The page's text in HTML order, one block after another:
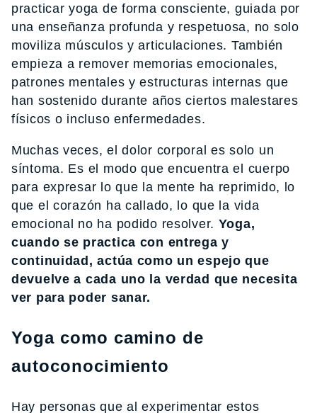
practicar yoga de forma consciente, guiada por
una enseñanza profunda y respetuosa, no solo
moviliza músculos y articulaciones. También
empieza a remover memorias emocionales,
patrones mentales y estructuras internas que
han sostenido durante años ciertos malestares
físicos o incluso enfermedades.
Muchas veces, el dolor corporal es solo un
síntoma. Es el modo que encuentra el cuerpo
para expresar lo que la mente ha reprimido, lo
que el corazón ha callado, lo que la vida
emocional no ha podido resolver. Yoga,
cuando se practica con entrega y
continuidad, actúa como un espejo que
devuelve a cada uno la verdad que necesita
ver para poder sanar.
Yoga como camino de
autoconocimiento
Hay personas que al experimentar estos